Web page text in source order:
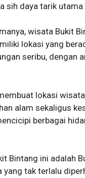
sih daya tarik
wisata Bukit
lokasi yang
seribu, dengan
lokasi
alam sekaligus
berbagai
Bintang ini adalah
yang tak terlalu